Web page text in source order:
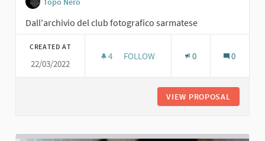
Dall'archivio del club fotografico sarmatese
CREATED AT
22/03/2022
4 4 FOLLOWERS
FOLLOW 0 0
VIEW PROPOSAL